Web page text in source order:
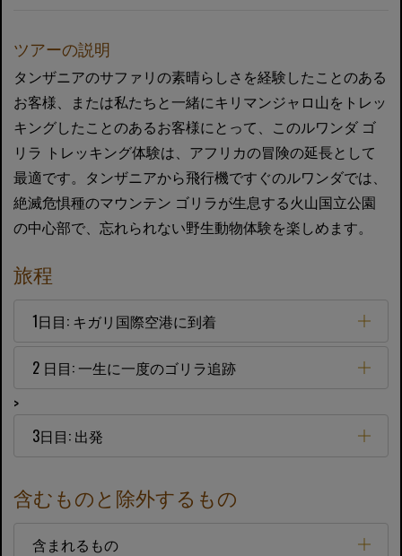
ツアーの説明
タンザニアのサファリの素晴らしさを経験したことのある
お客様、または私たちと一緒にキリマンジャロ山をトレッ
キングしたことのあるお客様にとって、このルワンダ ゴ
リラ トレッキング体験は、アフリカの冒険の延長として
最適です。タンザニアから飛行機ですぐのルワンダでは、
絶滅危惧種のマウンテン ゴリラが生息する火山国立公園
の中心部で、忘れられない野生動物体験を楽しめます。
旅程
1日目: キガリ国際空港に到着
2 日目: 一生に一度のゴリラ追跡
>
3日目: 出発
含むものと除外するもの
含まれるもの